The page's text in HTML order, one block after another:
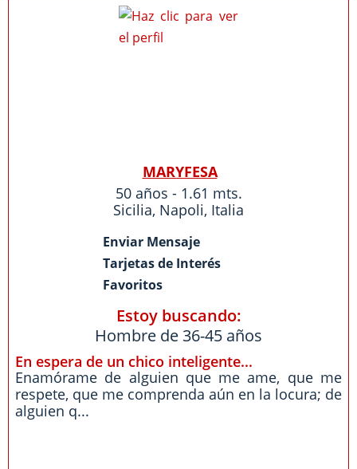
MARYFESA
50 años - 1.61 mts.
Sicilia, Napoli, Italia
Enviar Mensaje
Tarjetas de Interés
Favoritos
Estoy buscando:
Hombre de 36-45 años
En espera de un chico inteligente...
Enamórame de alguien que me ame, que me
respete, que me comprenda aún en la locura; de
alguien q...